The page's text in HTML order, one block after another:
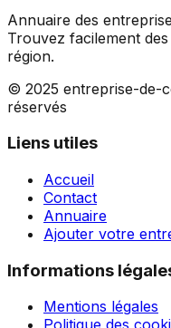
Annuaire des
Trouvez facilement
région.
© 2025 entreprise-de-
réservés
Liens utiles
Accueil
Contact
Annuaire
Ajouter votre
Informations
Mentions légales